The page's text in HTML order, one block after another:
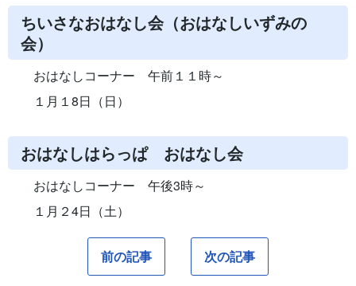
ちいさなおはなし会（おはなしいずみの
会）
おはなしコーナー 午前１１時～
１月１8日（日）
おはなしはらっぱ おはなし会
おはなしコーナー 午後3時～
１月２4日（土）
前の記事 次の記事